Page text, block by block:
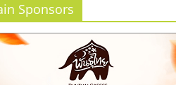
Sponsors